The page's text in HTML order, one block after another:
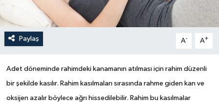
Paylaş A- A+
Adet döneminde rahimdeki kanamanın atılması için rahim düzenli
bir şekilde kasılır. Rahim kasılmaları sırasında rahme giden kan ve
oksijen azalır böylece ağrı hissedilebilir. Rahim bu kasılmalar